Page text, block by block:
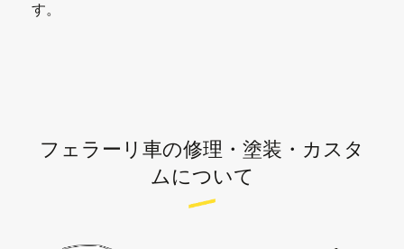
す。
フェラーリ車の修理・塗装・カスタ
ムについて